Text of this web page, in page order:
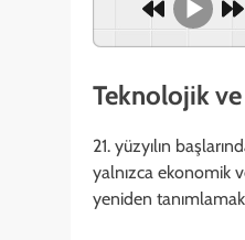
Teknolojik
21. yüzyılın
yalnızca ekonomik
yeniden